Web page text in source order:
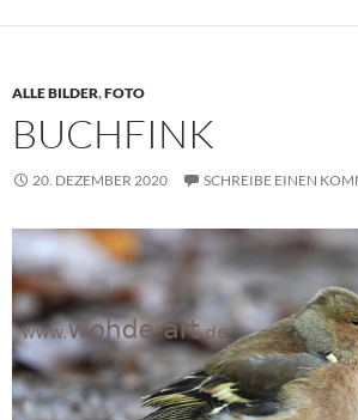
ALLE BILDER,FOTO
BUCHFINK
20. DEZEMBER 2020 SCHREIBE EINEN